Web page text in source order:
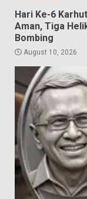
Hari Ke-6
Aman, Tiga
Bombing
August 10, 2026